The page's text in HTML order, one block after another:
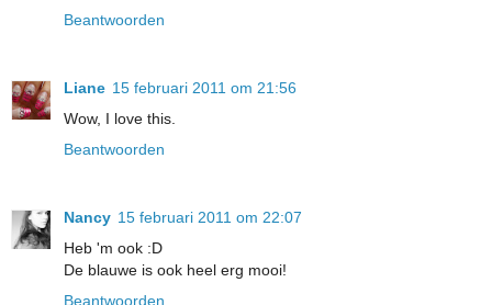
Beantwoorden
Liane 15 februari 2011 om 21:56
Wow, I love this.
Beantwoorden
Nancy 15 februari 2011 om 22:07
Heb 'm ook :D
De blauwe is ook heel erg mooi!
Beantwoorden